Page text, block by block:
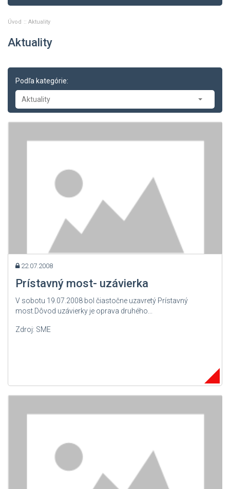
Úvod Aktuality
Aktuality
Podľa kategórie:
Aktuality
Aktuality
-- Tlačové správy
-- Oznamy
-- Dopravné správy
-- Príklady z právnej praxe
22.07.2008
Prístavný most- uzávierka
V sobotu 19.07.2008 bol čiastočne uzavretý Prístavný
most.Dôvod uzávierky je oprava druhého...
Zdroj: SME